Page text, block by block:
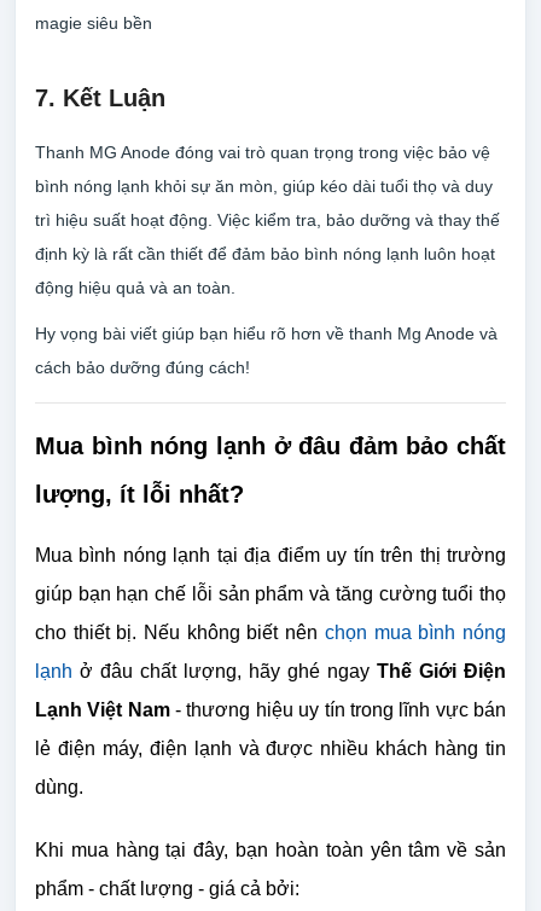
magie siêu bền
7. Kết Luận
Thanh MG Anode đóng vai trò quan trọng trong việc bảo vệ
bình nóng lạnh khỏi sự ăn mòn, giúp kéo dài tuổi thọ và duy
trì hiệu suất hoạt động. Việc kiểm tra, bảo dưỡng và thay thế
định kỳ là rất cần thiết để đảm bảo bình nóng lạnh luôn hoạt
động hiệu quả và an toàn.
Hy vọng bài viết giúp bạn hiểu rõ hơn về thanh Mg Anode và
cách bảo dưỡng đúng cách!
Mua bình nóng lạnh ở đâu đảm bảo chất
lượng, ít lỗi nhất?
Mua bình nóng lạnh tại địa điểm uy tín trên thị trường
giúp bạn hạn chế lỗi sản phẩm và tăng cường tuổi thọ
cho thiết bị. Nếu không biết nên chọn mua bình nóng
lạnh ở đâu chất lượng, hãy ghé ngay Thế Giới Điện
Lạnh Việt Nam- thương hiệu uy tín trong lĩnh vực bán
lẻ điện máy, điện lạnh và được nhiều khách hàng tin
dùng.
Khi mua hàng tại đây, bạn hoàn toàn yên tâm về sản
phẩm - chất lượng - giá cả bởi: